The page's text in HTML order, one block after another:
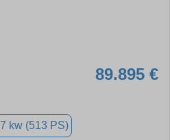
89.895 €
kw (513 PS)